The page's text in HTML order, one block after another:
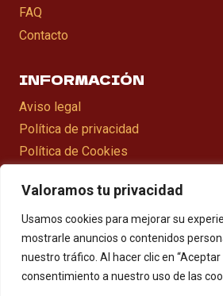
Valoramos tu privacidad
Usamos cookies para mejorar su
mostrarle anuncios o contenidos
nuestro tráfico. Al hacer clic en “Aceptar
consentimiento a nuestro uso de las
FAQ
Contacto
INFORMACIÓN
Aviso legal
Política de privacidad
Política de Cookies
Mapa web